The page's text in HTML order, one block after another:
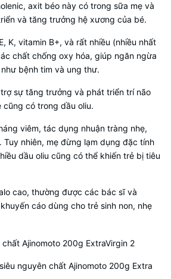
axit béo này có trong sữa mẹ và
và tăng trưởng hệ xương của bé.
K, vitamin B+, và rất nhiều (nhiều nhất
chất chống oxy hóa, giúp ngăn ngừa
bệnh tim và ung thư.
sự tăng trưởng và phát triển trí não
có trong dầu oliu.
viêm, tác dụng nhuận tràng nhẹ,
nhiên, mẹ đừng lạm dụng đặc tính
dầu oliu cũng có thể khiến trẻ bị tiêu
cao, thường được các bác sĩ và
cáo dùng cho trẻ sinh non, nhẹ
nguyên chất Ajinomoto 200g Extra